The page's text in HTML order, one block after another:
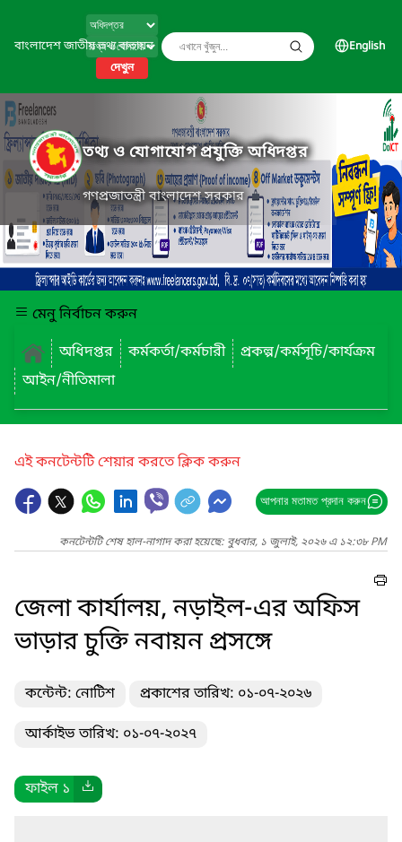
বাংলাদেশ জাতীয় তথ্য বাতায়ন
দেখুন
English
তথ্য ও যোগাযোগ প্রযুক্তি অধিদপ্তর
গণপ্রজাতন্ত্রী বাংলাদেশ সরকার
মেনু নির্বাচন করুন
অধিদপ্তর
কর্মকর্তা/কর্মচারী
প্রকল্প/কর্মসূচি/কার্যক্রম
আইন/নীতিমালা
এই কনটেন্টটি শেয়ার করতে ক্লিক করুন
আপনার মতামত প্রদান করুন
কনটেন্টটি শেষ হাল-নাগাদ করা হয়েছে: বুধবার, ১ জুলাই, ২০২৬ এ ১২:৩৮ PM
জেলা কার্যালয়, নড়াইল-এর অফিস
ভাড়ার চুক্তি নবায়ন প্রসঙ্গে
কন্টেন্ট: নোটিশ প্রকাশের তারিখ: ০১-০৭-২০২৬
আর্কাইভ তারিখ: ০১-০৭-২০২৭
ফাইল ১